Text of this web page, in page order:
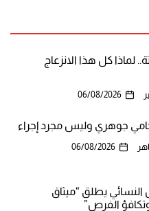
لماذا كل هذا الانزعاج
06/08/2026
جوهري وليس مجرد إجراء
06/08/2026
النسائي يطلق “ميثاق
الفرص”